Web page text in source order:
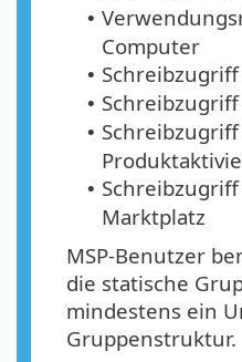
•
Computer
• Schreibzugriff
•
• Schreibzugriff
•
Marktplatz
MSP-Benutzer
die statische
mindestens ein
Gruppenstruktur.